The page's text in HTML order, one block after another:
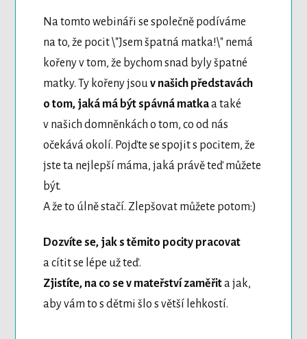
Na tomto webináři se společně podíváme
na to, že pocit \"Jsem špatná matka!\" nemá
kořeny v tom, že bychom snad byly špatné
matky. Ty kořeny jsouv našich představách
o tom, jaká má být spávná matkaa také
v našich domněnkách o tom, co od nás
očekává okolí. Pojďte se spojit s pocitem, že
jste ta nejlepší máma, jaká právě teď můžete
být.
A že to úlně stačí. Zlepšovat můžete potom:)
Dozvíte se, jak s těmito pocity pracovat
a cítit se lépe už teď.
Zjistíte, na co se v mateřství zaměřita jak,
aby vám to s dětmi šlo s větší lehkostí.